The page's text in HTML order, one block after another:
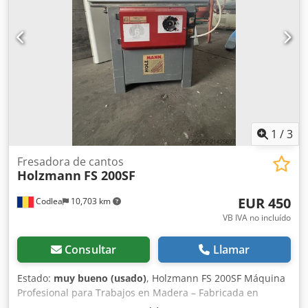
1 /3
Codlea 10,703 km
Fresadora de cantos
Holzmann FS 200SF
EUR 450
VB IVA no incluído
Consultar Llamar
Estado: muy bueno (usado), Holzmann FS 200SF Máquina
Profesional para Trabajos en Madera – Fabricada en